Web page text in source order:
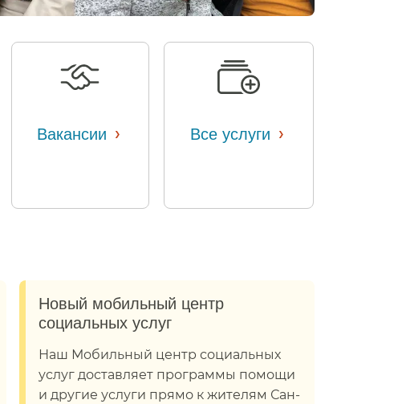
Вакансии › Все услуги ›
Новый мобильный центр
социальных услуг​​
Наш Мобильный центр социальных
услуг доставляет программы помощи
и другие услуги прямо к жителям Сан-